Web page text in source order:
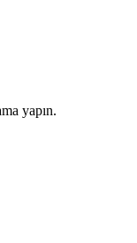
yapın.